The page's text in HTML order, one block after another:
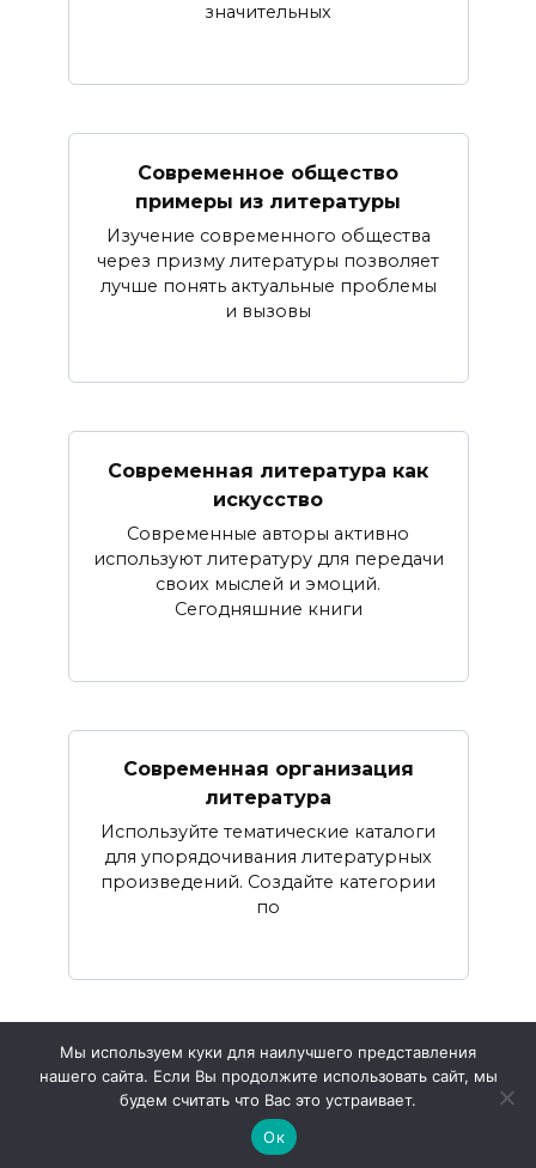
значительных
Современное общество
примеры из литературы
Изучение современного общества
через призму литературы позволяет
лучше понять актуальные проблемы
и вызовы
Современная литература как
искусство
Современные авторы активно
используют литературу для передачи
своих мыслей и эмоций.
Сегодняшние книги
Современная организация
литература
Используйте тематические каталоги
для упорядочивания литературных
произведений. Создайте категории
по
© 2026 Книжный Фонд
Мы используем куки для наилучшего представления
нашего сайта. Если Вы продолжите использовать сайт, мы
будем считать что Вас это устраивает.
Ок